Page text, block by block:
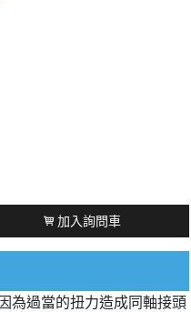
加入詢問車
為過當的扭力造成同軸接頭